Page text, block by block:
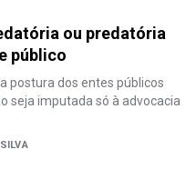
ou predatória
público
postura dos entes públicos
seja imputada só à advocacia